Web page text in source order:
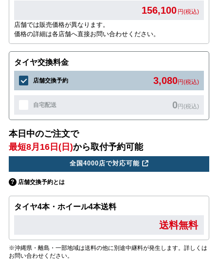
156,100 円(税込)
店舗では販売価格が異なります。
価格の詳細は各店舗へ直接お問い合わせください。
タイヤ交換料金
店舗交換予約 3,080円(税込)
自宅配送 0円(税込)
本日中のご注文で
最短8月16日(日)から取付予約可能
全国4000店で対応可能
店舗交換予約とは
タイヤ4本・ホイール4本送料
送料無料
※沖縄県・離島・一部地域は送料の他に別途中継料が発生します。詳しくは
お問い合わせください。